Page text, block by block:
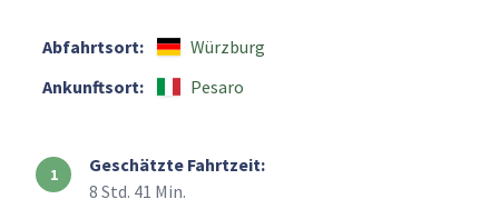
Abfahrtsort:
Würzburg
Ankunftsort:
Pesaro
Geschätzte Fahrtzeit:
8 Std. 41 Min.